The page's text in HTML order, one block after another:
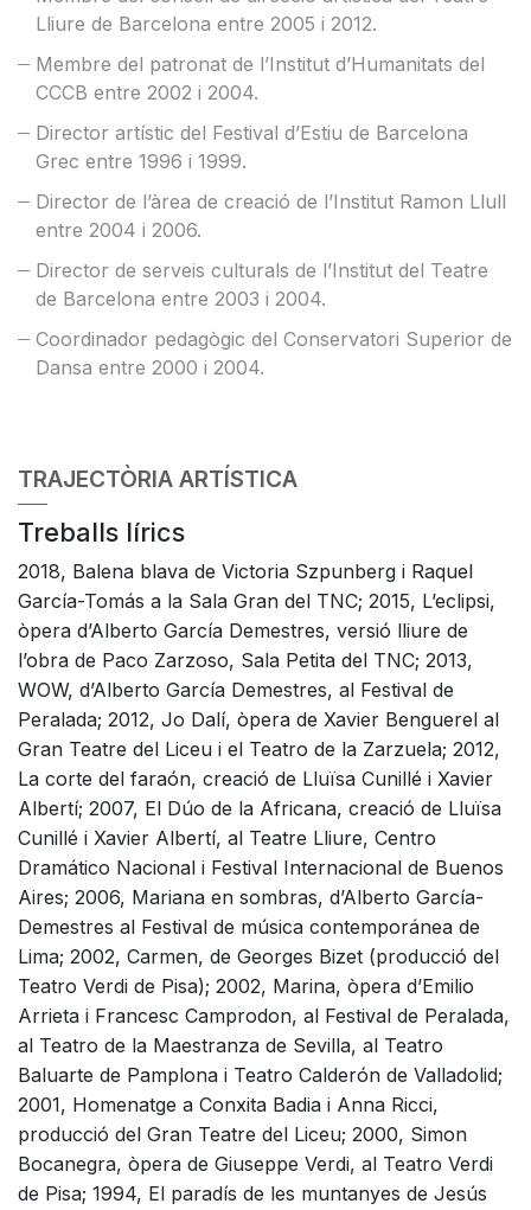
Lliure de Barcelona entre 2005 i 2012.
Membre del patronat de l’Institut d’Humanitats del
CCCB entre 2002 i 2004.
Director artístic del Festival d’Estiu de Barcelona
Grec entre 1996 i 1999.
Director de l’àrea de creació de l’Institut Ramon Llull
entre 2004 i 2006.
Director de serveis culturals de l’Institut del Teatre
de Barcelona entre 2003 i 2004.
Coordinador pedagògic del Conservatori Superior de
Dansa entre 2000 i 2004.
TRAJECTÒRIA ARTÍSTICA
Treballs lírics
2018, Balena blava de Victoria Szpunberg i Raquel
García-Tomás a la Sala Gran del TNC; 2015, L’eclipsi,
òpera d’Alberto García Demestres, versió lliure de
l’obra de Paco Zarzoso, Sala Petita del TNC; 2013,
WOW, d’Alberto García Demestres, al Festival de
Peralada; 2012, Jo Dalí, òpera de Xavier Benguerel al
Gran Teatre del Liceu i el Teatro de la Zarzuela; 2012,
La corte del faraón, creació de Lluïsa Cunillé i Xavier
Albertí; 2007, El Dúo de la Africana, creació de Lluïsa
Cunillé i Xavier Albertí, al Teatre Lliure, Centro
Dramático Nacional i Festival Internacional de Buenos
Aires; 2006, Mariana en sombras, d’Alberto García-
Demestres al Festival de música contemporánea de
Lima; 2002, Carmen, de Georges Bizet (producció del
Teatro Verdi de Pisa); 2002, Marina, òpera d’Emilio
Arrieta i Francesc Camprodon, al Festival de Peralada,
al Teatro de la Maestranza de Sevilla, al Teatro
Baluarte de Pamplona i Teatro Calderón de Valladolid;
2001, Homenatge a Conxita Badia i Anna Ricci,
producció del Gran Teatre del Liceu; 2000, Simon
Bocanegra, òpera de Giuseppe Verdi, al Teatro Verdi
de Pisa; 1994, El paradís de les muntanyes de Jesús